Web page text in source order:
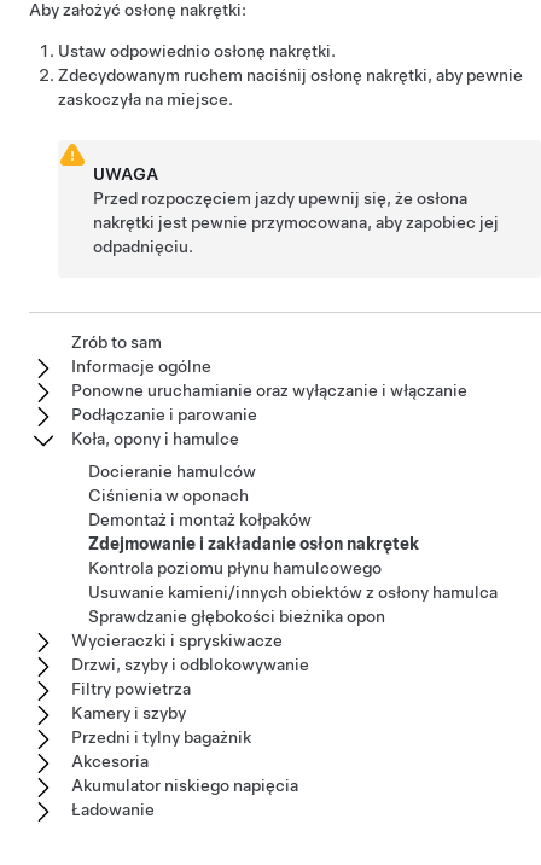
Aby założyć osłonę nakrętki:
Ustaw odpowiednio osłonę nakrętki.
Zdecydowanym ruchem naciśnij osłonę nakrętki, aby pewnie
zaskoczyła na miejsce.
UWAGA
Przed rozpoczęciem jazdy upewnij się, że osłona
nakrętki jest pewnie przymocowana, aby zapobiec jej
odpadnięciu.
Zrób to sam
Informacje ogólne
Ponowne uruchamianie oraz wyłączanie i włączanie
Podłączanie i parowanie
Koła, opony i hamulce
Docieranie hamulców
Ciśnienia w oponach
Demontaż i montaż kołpaków
Zdejmowanie i zakładanie osłon nakrętek
Kontrola poziomu płynu hamulcowego
Usuwanie kamieni/innych obiektów z osłony hamulca
Sprawdzanie głębokości bieżnika opon
Wycieraczki i spryskiwacze
Drzwi, szyby i odblokowywanie
Filtry powietrza
Kamery i szyby
Przedni i tylny bagażnik
Akcesoria
Akumulator niskiego napięcia
Ładowanie